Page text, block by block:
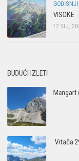
VISOKE
12 SIJ,
BUDUĆI IZLETI
Mangart
Vrtača